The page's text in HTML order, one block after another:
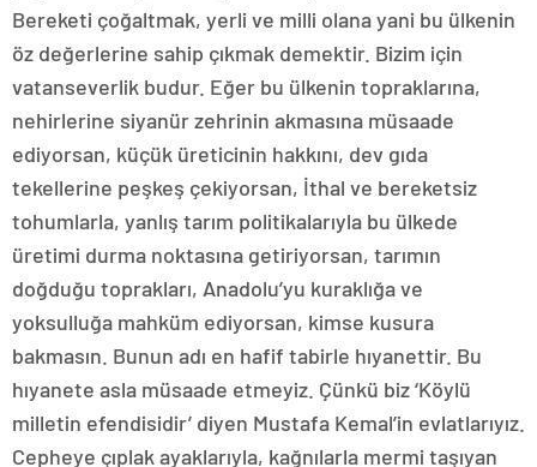
Bereketi çoğaltmak, yerli ve milli olana yani bu ülkenin
öz değerlerine sahip çıkmak demektir. Bizim için
vatanseverlik budur. Eğer bu ülkenin topraklarına,
nehirlerine siyanür zehrinin akmasına müsaade
ediyorsan, küçük üreticinin hakkını, dev gıda
tekellerine peşkeş çekiyorsan, İthal ve bereketsiz
tohumlarla, yanlış tarım politikalarıyla bu ülkede
üretimi durma noktasına getiriyorsan, tarımın
doğduğu toprakları, Anadolu’yu kuraklığa ve
yoksulluğa mahküm ediyorsan, kimse kusura
bakmasın. Bunun adı en hafif tabirle hıyanettir. Bu
hıyanete asla müsaade etmeyiz. Çünkü biz ‘Köylü
milletin efendisidir’ diyen Mustafa Kemal’in evlatlarıyız.
Cepheye çıplak ayaklarıyla, kağnılarla mermi taşıyan